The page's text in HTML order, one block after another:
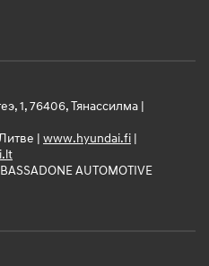
1, 76406, Тянассилма |
| www.hyundai.fi |
AUTOMOTIVE